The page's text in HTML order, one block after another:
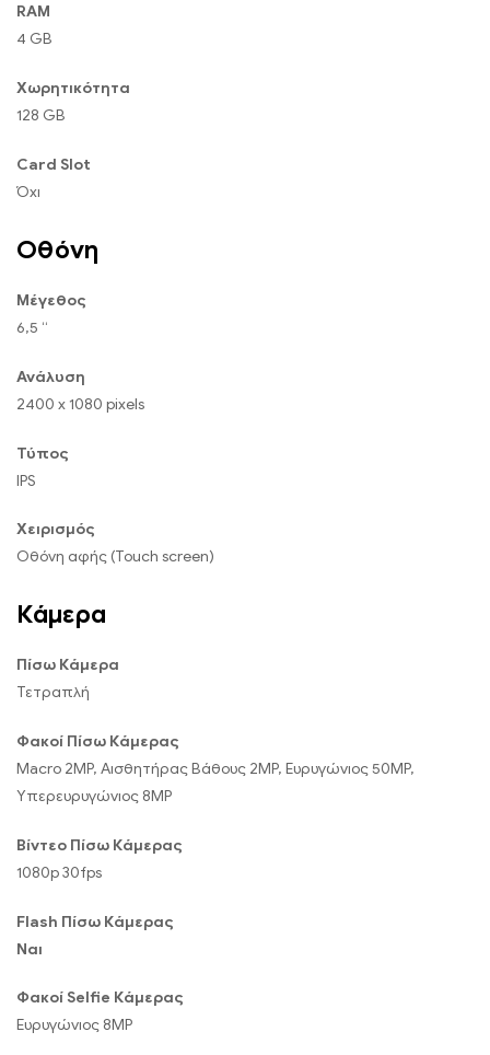
RAM
4 GB
Χωρητικότητα
128 GB
Card Slot
Όχι
Οθόνη
Μέγεθος
6,5 “
Ανάλυση
2400 x 1080 pixels
Τύπος
IPS
Χειρισμός
Οθόνη αφής (Touch screen)
Κάμερα
Πίσω Κάμερα
Τετραπλή
Φακοί Πίσω Κάμερας
Macro 2MP, Αισθητήρας Βάθους 2MP, Ευρυγώνιος 50MP,
Υπερευρυγώνιος 8MP
Βίντεο Πίσω Κάμερας
1080p 30fps
Flash Πίσω Κάμερας
Ναι
Φακοί Selfie Κάμερας
Ευρυγώνιος 8MP